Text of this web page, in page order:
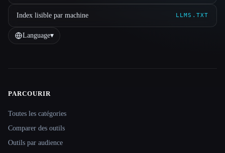
Index lisible par machine LLMS.TXT
Language▾
Site navigation
PARCOURIR
Toutes les catégories
Comparer des outils
Outils par audience